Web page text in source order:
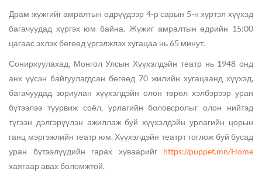
Драм жүжгийг амралтын өдрүүдээр 4-р сарын 5-н хүртэл хүүхэд
багачуудад хүргэх юм байна. Жүжиг амралтын өдрийн 15:00
цагаас эхлэх бөгөөд үргэлжлэх хугацаа нь 65 минут.
Сонирхуулахад, Монгол Улсын Хүүхэлдэйн театр нь 1948 онд
анх үүсэн байгуулагдсан бөгөөд 70 жилийн хугацаанд хүүхэд,
багачуудад зориулан хүүхэлдэйн олон төрөл хэлбэрээр уран
бүтээлээ туурвиж соёл, урлагийн боловсролыг олон нийтэд
түгээн дэлгэрүүлэн ажиллаж буй хүүхэлдэйн урлагийн цорын
ганц мэргэжлийн театр юм. Хүүхэлдэйн театрт тоглож буй бусад
уран бүтээлүүдийн гарах хуваарийг https://puppet.mn/Home
хаягаар авах боломжтой.